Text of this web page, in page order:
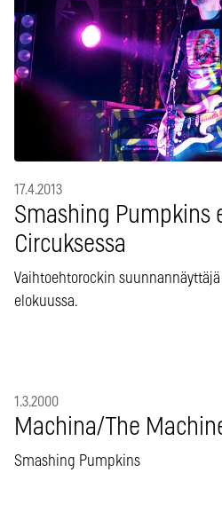
17.4.2013
Smashing Pumpkins
Circuksessa
Vaihtoehtorockin
elokuussa.
1.3.2000
Machina/The
Smashing Pumpkins